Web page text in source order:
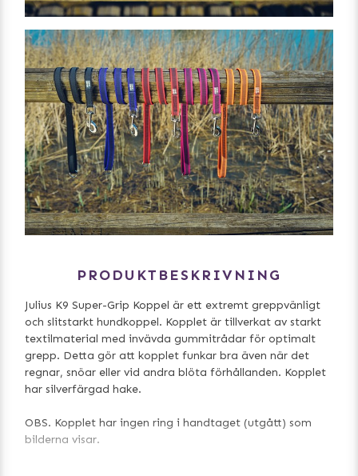
PRODUKTBESKRIVNING
Julius K9 Super-Grip Koppel är ett extremt greppvänligt
och slitstarkt hundkoppel. Kopplet är tillverkat av starkt
textilmaterial med invävda gummitrådar för optimalt
grepp. Detta gör att kopplet funkar bra även när det
regnar, snöar eller vid andra blöta förhållanden. Kopplet
har silverfärgad hake.
OBS. Kopplet har ingen ring i handtaget (utgått) som
bilderna visar.